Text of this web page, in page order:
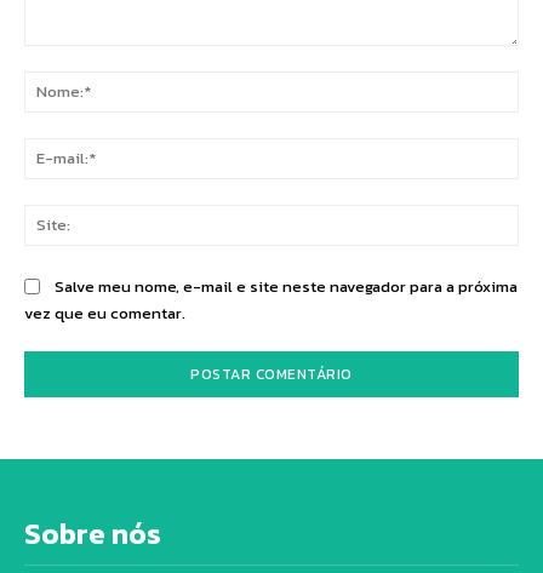
Salve meu nome, e-mail e site neste navegador para a próxima
vez que eu comentar.
Sobre nós